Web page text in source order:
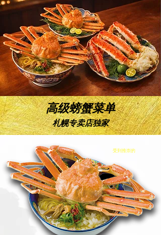
高级螃蟹菜单
札幌专卖店独家
受到推崇的